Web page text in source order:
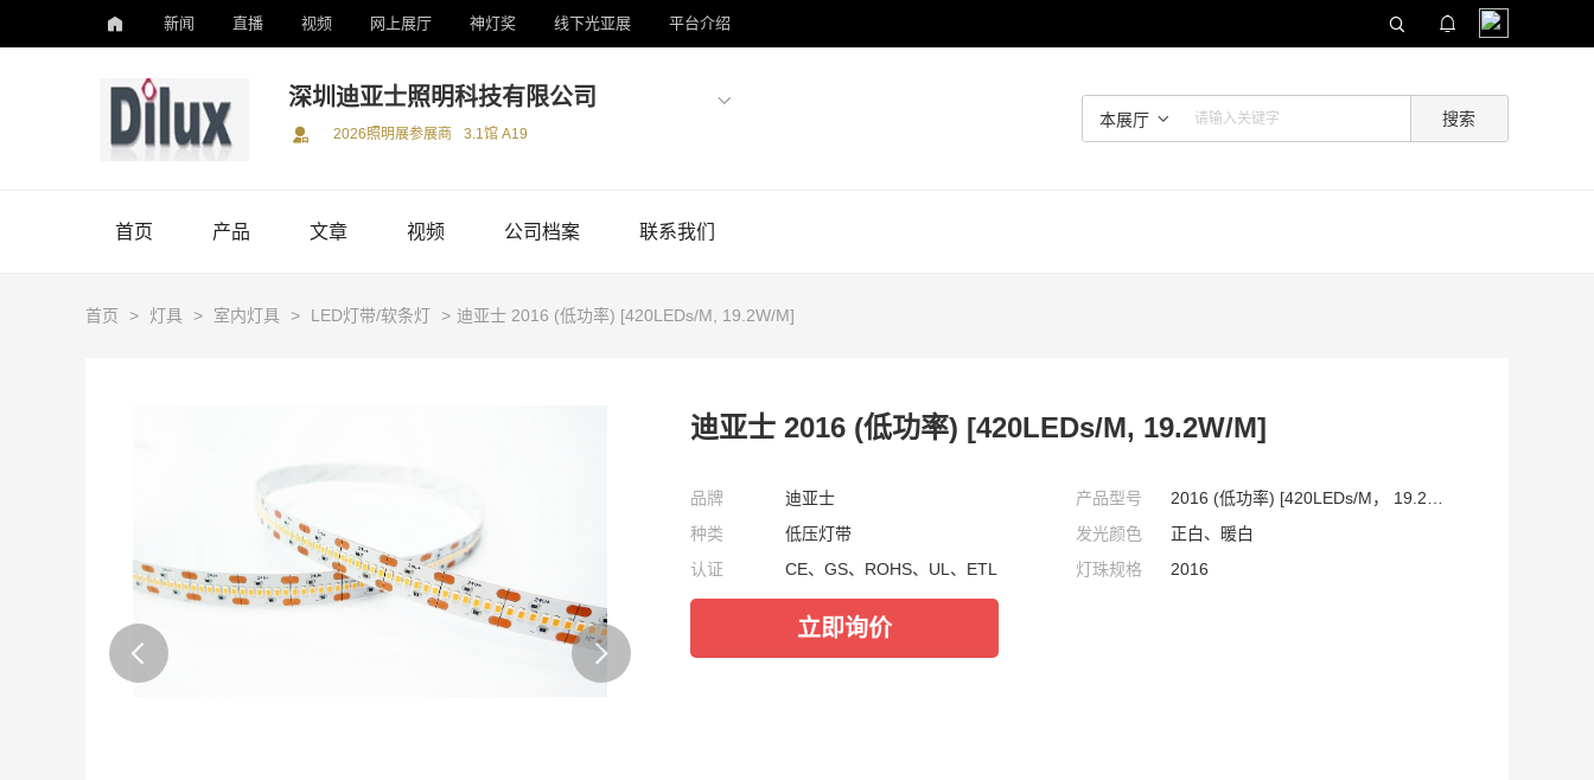
新闻 直播 视频 网上展厅 神灯奖 线下光亚展 平台介绍
深圳迪亚士照明科技有限公司
2026照明展参展商 3.1馆 A19
本展厅
首页 产品 文章 视频 公司档案 联系我们
首页 > 灯具 > 室内灯具 > LED灯带/软条灯 > 迪亚士 2016 (低功率) [420LEDs/M, 19.2W/M]
迪亚士 2016 (低功率) [420LEDs/M, 19.2W/M]
品牌 迪亚士 产品型号
2016 (低功率) [420LEDs/M， 19.2W/M]
种类
低压灯带 发光颜色
正白、暖白
认证
CE、GS、ROHS、UL、ETL 灯珠规格 2016